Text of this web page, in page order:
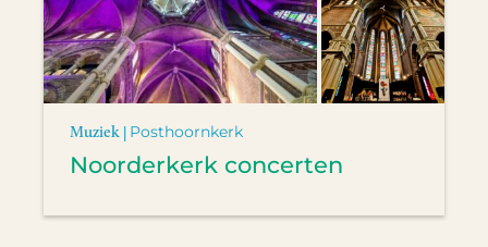
Muziek | Posthoornkerk
Noorderkerk concerten